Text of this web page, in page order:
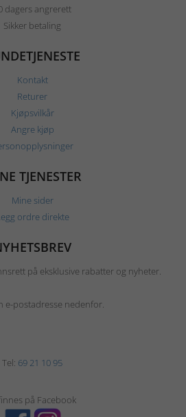
dagers angrerett
Sikker betaling
Kontakt
Returer
Kjøpsvilkår
Angre kjøp
TJENESTER
Mine sider
ordre direkte
på eksklusive rabatter og nyheter.
e-postadresse nedenfor.
Tel: 69 21 10 95
på Facebook